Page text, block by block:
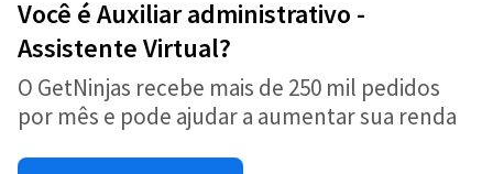
Você é Auxiliar administrativo -
Assistente Virtual?
O GetNinjas recebe mais de 250 mil pedidos
por mês e pode ajudar a aumentar sua renda